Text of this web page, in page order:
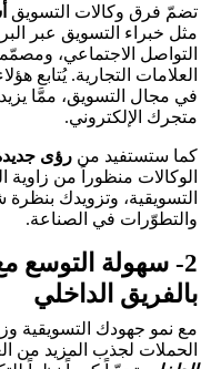
تضمّ فرق وكالات التسويق
مثل خبراء التسويق عبر
التواصل الاجتماعي،
العلامات التجارية. يُتابع
في مجال التسويق، ممَّا
متجرك الإلكتروني.
كما ستستفيد من رؤى
الوكالات منظوراً من زاوية
التسويقية، وتزويدك بنظرة
والتطوّرات في الصناعة.
2- سهولة التوسع
بالفريق الداخلي
مع نمو جهودك التسويقية
الحملات لجذب المزيد من